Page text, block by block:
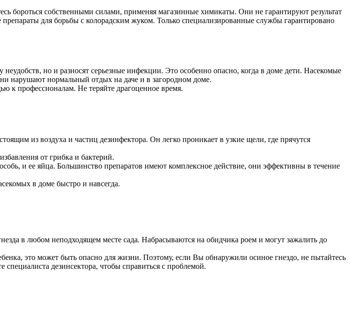
бороться собственными силами, применяя магазинные химикаты. Они не гарантируют результат
для борьбы с колорадским жуком. Только специализированные службы гарантировано
но и разносят серьезные инфекции. Это особенно опасно, когда в доме дети. Насекомые
нарушают нормальный отдых на даче и в загородном доме.
к профессионалам. Не теряйте драгоценное время.
из воздуха и частиц дезинфектора. Он легко проникает в узкие щели, где прячутся
от грибка и бактерий.
и ее яйца. Большинство препаратов имеют комплексное действие, они эффективны в течение
в доме быстро и навсегда.
в любом неподходящем месте сада. Набрасываются на обидчика роем и могут зажалить до
это может быть опасно для жизни. Поэтому, если Вы обнаружили осиное гнездо, не пытайтесь
дезинсектора, чтобы справиться с проблемой.